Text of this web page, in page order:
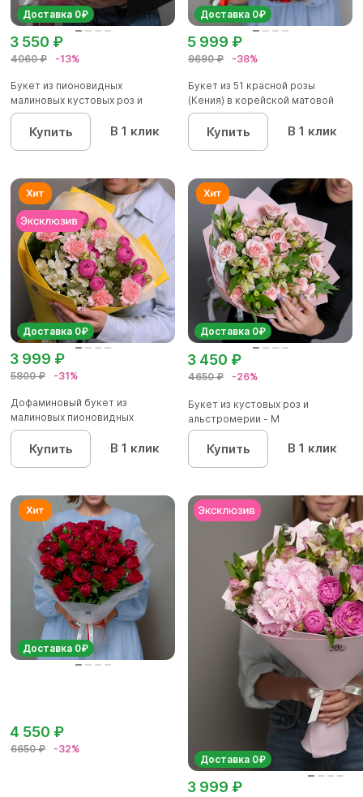
Доставка 0₽
4060 ₽ -13%
3 550 ₽
Букет из пионовидных
малиновых кустовых роз и
альстроме...
Купить В 1 клик
Доставка 0₽
9690 ₽ -38%
5 999 ₽
Букет из 51 красной розы
(Кения) в корейской матовой
уп...
Купить В 1 клик
Доставка 0₽
5800 ₽ -31%
3 999 ₽
Дофаминовый букет из
малиновых пионовидных
кустовых роз...
Купить В 1 клик
Доставка 0₽
4650 ₽ -26%
3 450 ₽
Букет из кустовых роз и
альстромерии - М
Купить В 1 клик
Доставка 0₽
6650 ₽ -32%
4 550 ₽
Доставка 0₽
3 999 ₽